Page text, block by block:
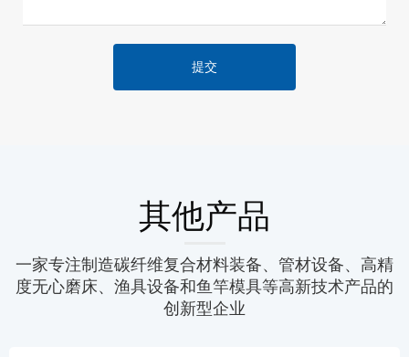
提交
其他产品
一家专注制造碳纤维复合材料装备、管材设备、高精
度无心磨床、渔具设备和鱼竿模具等高新技术产品的
创新型企业